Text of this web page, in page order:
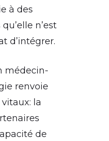
à des
n’est
d’intégrer.
médecin-
renvoie
la
de